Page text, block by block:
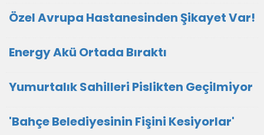
Özel Avrupa Hastanesinden Şikayet Var!
Energy Akü Ortada Bıraktı
Yumurtalık Sahilleri Pislikten Geçilmiyor
'Bahçe Belediyesinin Fişini Kesiyorlar'